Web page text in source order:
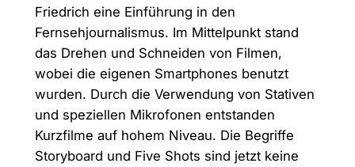
Friedrich eine Einführung in den
Fernsehjournalismus. Im Mittelpunkt stand
das Drehen und Schneiden von Filmen,
wobei die eigenen Smartphones benutzt
wurden. Durch die Verwendung von Stativen
und speziellen Mikrofonen entstanden
Kurzfilme auf hohem Niveau. Die Begriffe
Storyboard und Five Shots sind jetzt keine